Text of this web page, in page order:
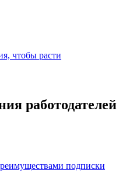
чтобы расти
работодателей
подписки